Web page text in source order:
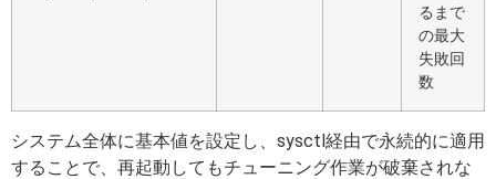
るまで
の最大
失敗回
数
システム全体に基本値を設定し、sysctl経由で永続的に適用
することで、再起動してもチューニング作業が破棄されな